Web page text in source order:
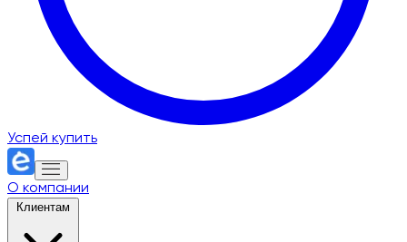
Успей купить
О компании
Клиентам